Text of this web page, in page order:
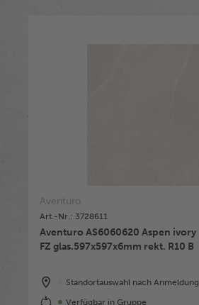
Aventuro
Art.-Nr.: 3728611
Aventuro AS6060620 Aspen ivory
FZ glas.597x597x6mm rekt. R10 B
Standortauswahl nach Anmeldung
Verfügbar in Gruppe